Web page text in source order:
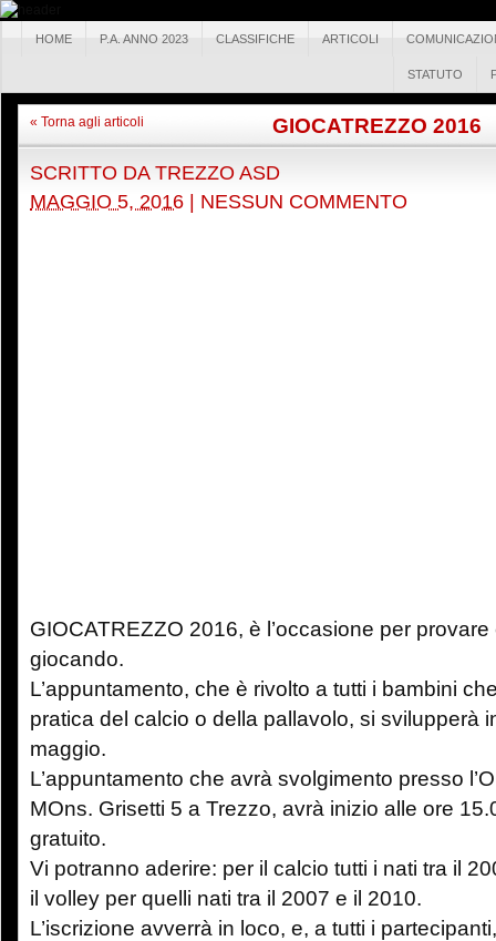
HOME P.A. ANNO 2023 CLASSIFICHE ARTICOLI
STATUTO
« Torna agli articoli GIOCATREZZO 2016
SCRITTO DA TREZZO ASD
MAGGIO 5, 2016
NESSUN COMMENTO
GIOCATREZZO 2016, è l’occasione per
giocando.
L’appuntamento, che è rivolto a tutti i bambini
pratica del calcio o della pallavolo, si svilupperà
maggio.
L’appuntamento che avrà svolgimento presso
MOns. Grisetti 5 a Trezzo, avrà inizio alle ore
gratuito.
Vi potranno aderire: per il calcio tutti i nati tra il
il volley per quelli nati tra il 2007 e il 2010.
L’iscrizione avverrà in loco, e, a tutti i